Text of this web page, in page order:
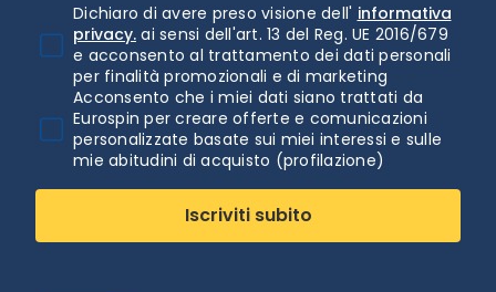
Dichiaro di avere preso visione dell' informativa
privacy. ai sensi dell'art. 13 del Reg. UE 2016/679
e acconsento al trattamento dei dati personali
per finalità promozionali e di marketing
Acconsento che i miei dati siano trattati da
Eurospin per creare offerte e comunicazioni
personalizzate basate sui miei interessi e sulle
mie abitudini di acquisto (profilazione)
Iscriviti subito